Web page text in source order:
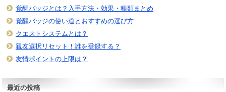
覚醒バッジとは？入手方法・効果・種類まとめ
覚醒バッジの使い道とおすすめの選び方
クエストシステムとは？
親友選択リセット！誰を登録する？
友情ポイントの上限は？
最近の投稿